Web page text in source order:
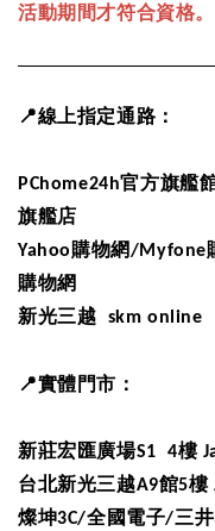
活動期間才符合資格。
📍線上指定通路：
PChome24h官方旗艦
旗艦店
Yahoo購物網/Myfone
購物網
新光三越 skm online
📍實體門市：
新莊宏匯廣場S1 4樓
台北新光三越A9館5樓
燦坤3C/全國電子/三井